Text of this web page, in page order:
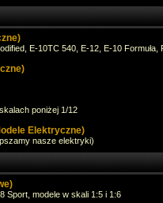
E-10TC 540, E-12, E-10 Formuła,
poniżej 1/12
Elektryczne)
nasze elektryki)
Sport, modele w skali 1:5 i 1:6